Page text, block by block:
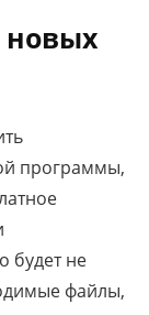
новых
программы,
будет не
файлы,